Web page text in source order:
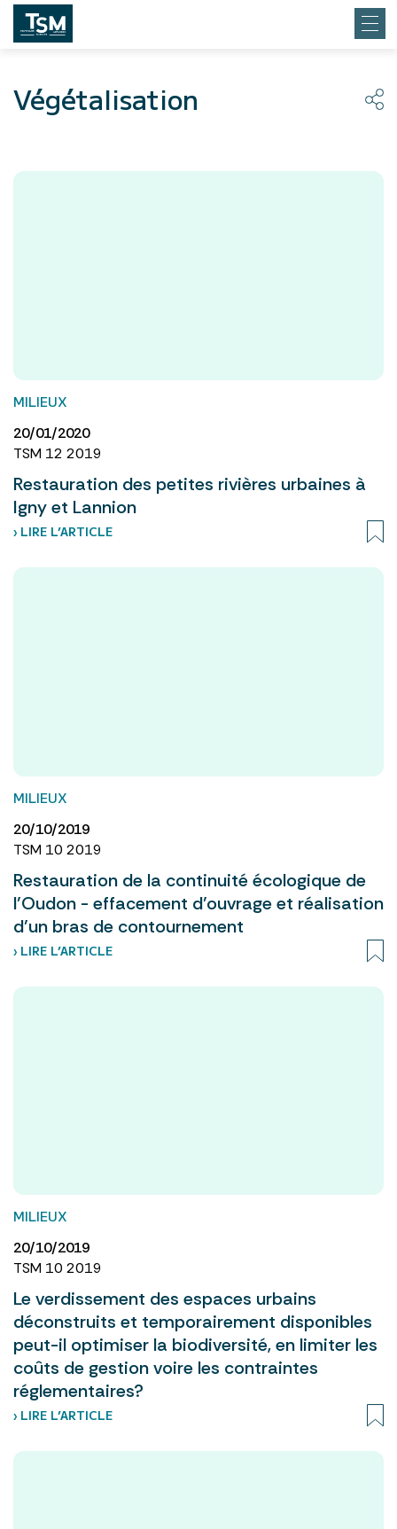
Végétalisation
MILIEUX
20/01/2020
TSM 12 2019
Restauration des petites rivières urbaines à
Igny et Lannion
› LIRE L’ARTICLE
MILIEUX
20/10/2019
TSM 10 2019
Restauration de la continuité écologique de
l’Oudon - effacement d’ouvrage et réalisation
d’un bras de contournement
› LIRE L’ARTICLE
MILIEUX
20/10/2019
TSM 10 2019
Le verdissement des espaces urbains
déconstruits et temporairement disponibles
peut-il optimiser la biodiversité, en limiter les
coûts de gestion voire les contraintes
réglementaires?
› LIRE L’ARTICLE